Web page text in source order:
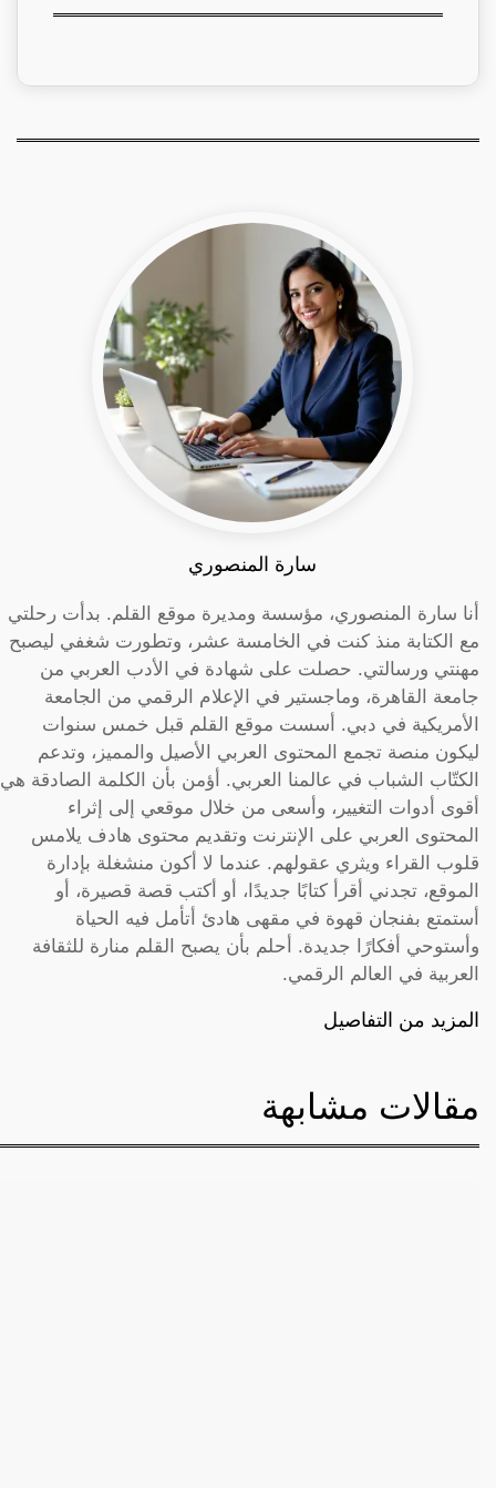
سارة المنصوري
أنا سارة المنصوري، مؤسسة ومديرة موقع القلم. بدأت رحلتي
مع الكتابة منذ كنت في الخامسة عشر، وتطورت شغفي ليصبح
مهنتي ورسالتي. حصلت على شهادة في الأدب العربي من
جامعة القاهرة، وماجستير في الإعلام الرقمي من الجامعة
الأمريكية في دبي. أسست موقع القلم قبل خمس سنوات
ليكون منصة تجمع المحتوى العربي الأصيل والمميز، وتدعم
الكتّاب الشباب في عالمنا العربي. أؤمن بأن الكلمة الصادقة هي
أقوى أدوات التغيير، وأسعى من خلال موقعي إلى إثراء
المحتوى العربي على الإنترنت وتقديم محتوى هادف يلامس
قلوب القراء ويثري عقولهم. عندما لا أكون منشغلة بإدارة
الموقع، تجدني أقرأ كتابًا جديدًا، أو أكتب قصة قصيرة، أو
أستمتع بفنجان قهوة في مقهى هادئ أتأمل فيه الحياة
وأستوحي أفكارًا جديدة. أحلم بأن يصبح القلم منارة للثقافة
العربية في العالم الرقمي.
المزيد من التفاصيل
مقالات مشابهة